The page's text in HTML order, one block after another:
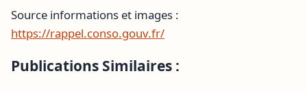
Source informations et images :
https://rappel.conso.gouv.fr/
Publications Similaires :